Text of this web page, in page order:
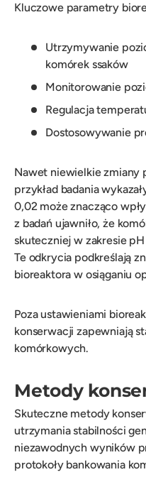
Kluczowe parametry
Utrzymywanie
komórek ssaków
Monitorowanie
Regulacja
Dostosowywanie
Nawet niewielkie zmiany
przykład badania
0,02 może znacząco
z badań ujawniło, że
skuteczniej w zakresie
Te odkrycia podkreślają
bioreaktora w osiąganiu
Poza ustawieniami
konserwacji zapewniają
komórkowych.
Metody
Skuteczne metody
utrzymania stabilności
niezawodnych wyników
protokoły bankowania